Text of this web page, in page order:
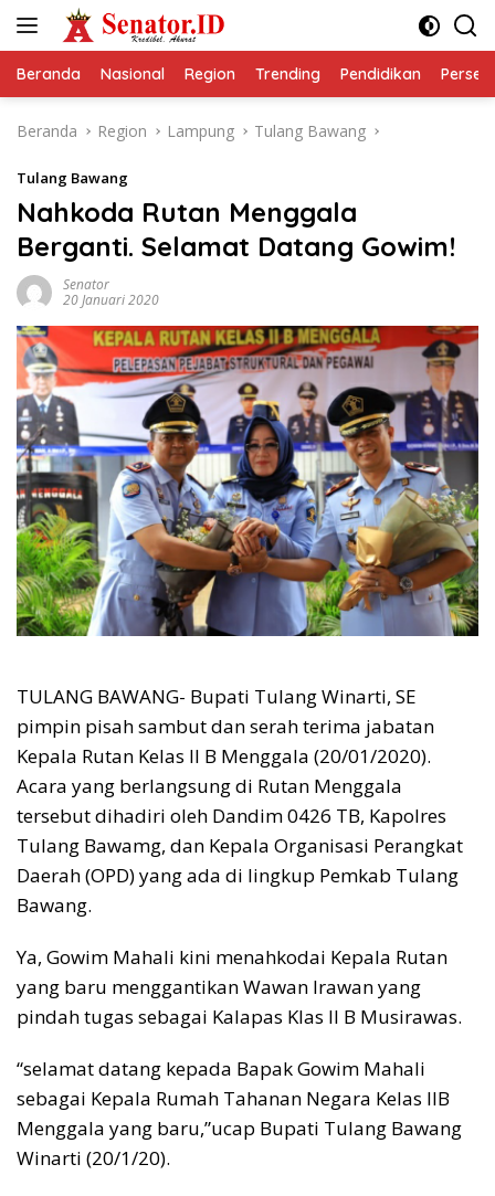
Beranda Nasional Region Trending Pendidikan
Beranda Region Lampung Tulang Bawang
Tulang Bawang
Nahkoda Rutan Menggala
Berganti. Selamat Datang Gowim!
Senator
20 Januari 2020
TULANG BAWANG- Bupati Tulang Winarti, SE
pimpin pisah sambut dan serah terima jabatan
Kepala Rutan Kelas II B Menggala (20/01/2020).
Acara yang berlangsung di Rutan Menggala
tersebut dihadiri oleh Dandim 0426 TB, Kapolres
Tulang Bawamg, dan Kepala Organisasi Perangkat
Daerah (OPD) yang ada di lingkup Pemkab Tulang
Bawang.
Ya, Gowim Mahali kini menahkodai Kepala Rutan
yang baru menggantikan Wawan Irawan yang
pindah tugas sebagai Kalapas Klas II B Musirawas.
“selamat datang kepada Bapak Gowim Mahali
sebagai Kepala Rumah Tahanan Negara Kelas IIB
Menggala yang baru,”ucap Bupati Tulang Bawang
Winarti (20/1/20).